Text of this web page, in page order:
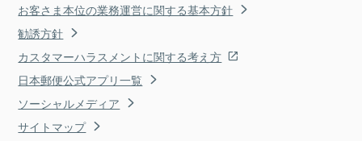
お客さま本位の業務運営に関する基本方針
勧誘方針
カスタマーハラスメントに関する考え方
日本郵便公式アプリ一覧
ソーシャルメディア
サイトマップ